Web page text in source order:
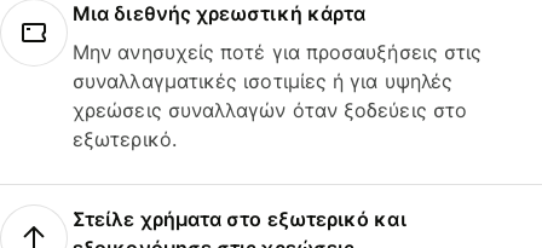
Μια διεθνής χρεωστική κάρτα
Μην ανησυχείς ποτέ για προσαυξήσεις στις
συναλλαγματικές ισοτιμίες ή για υψηλές
χρεώσεις συναλλαγών όταν ξοδεύεις στο
εξωτερικό.
Στείλε χρήματα στο εξωτερικό και